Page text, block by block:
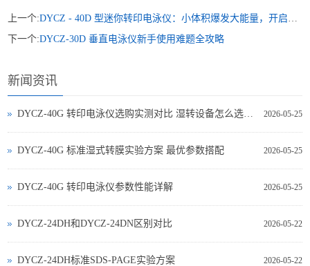
上一个:DYCZ - 40D 型迷你转印电泳仪：小体积爆发大能量，开启实验新篇
下一个:DYCZ-30D 垂直电泳仪新手使用难题全攻略
新闻资讯
2026-05-25
DYCZ-40G 转印电泳仪选购实测对比 湿转设备怎么选不踩坑
2026-05-25
DYCZ-40G 标准湿式转膜实验方案 最优参数搭配
2026-05-25
DYCZ-40G 转印电泳仪参数性能详解
2026-05-22
DYCZ-24DH和DYCZ-24DN区别对比
2026-05-22
DYCZ-24DH标准SDS-PAGE实验方案